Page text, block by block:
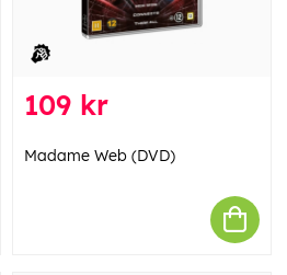
109 kr
Madame Web (DVD)